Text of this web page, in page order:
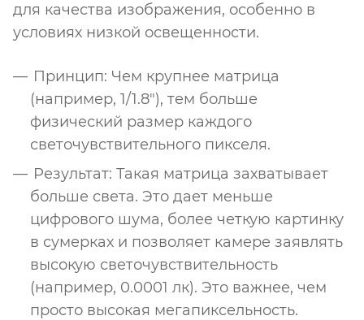
для качества изображения, особенно в
условиях низкой освещенности.
Принцип: Чем крупнее матрица
(например, 1/1.8"), тем больше
физический размер каждого
светочувствительного пикселя.
Результат: Такая матрица захватывает
больше света. Это дает меньше
цифрового шума, более четкую картинку
в сумерках и позволяет камере заявлять
высокую светочувствительность
(например, 0.0001 лк). Это важнее, чем
просто высокая мегапиксельность.